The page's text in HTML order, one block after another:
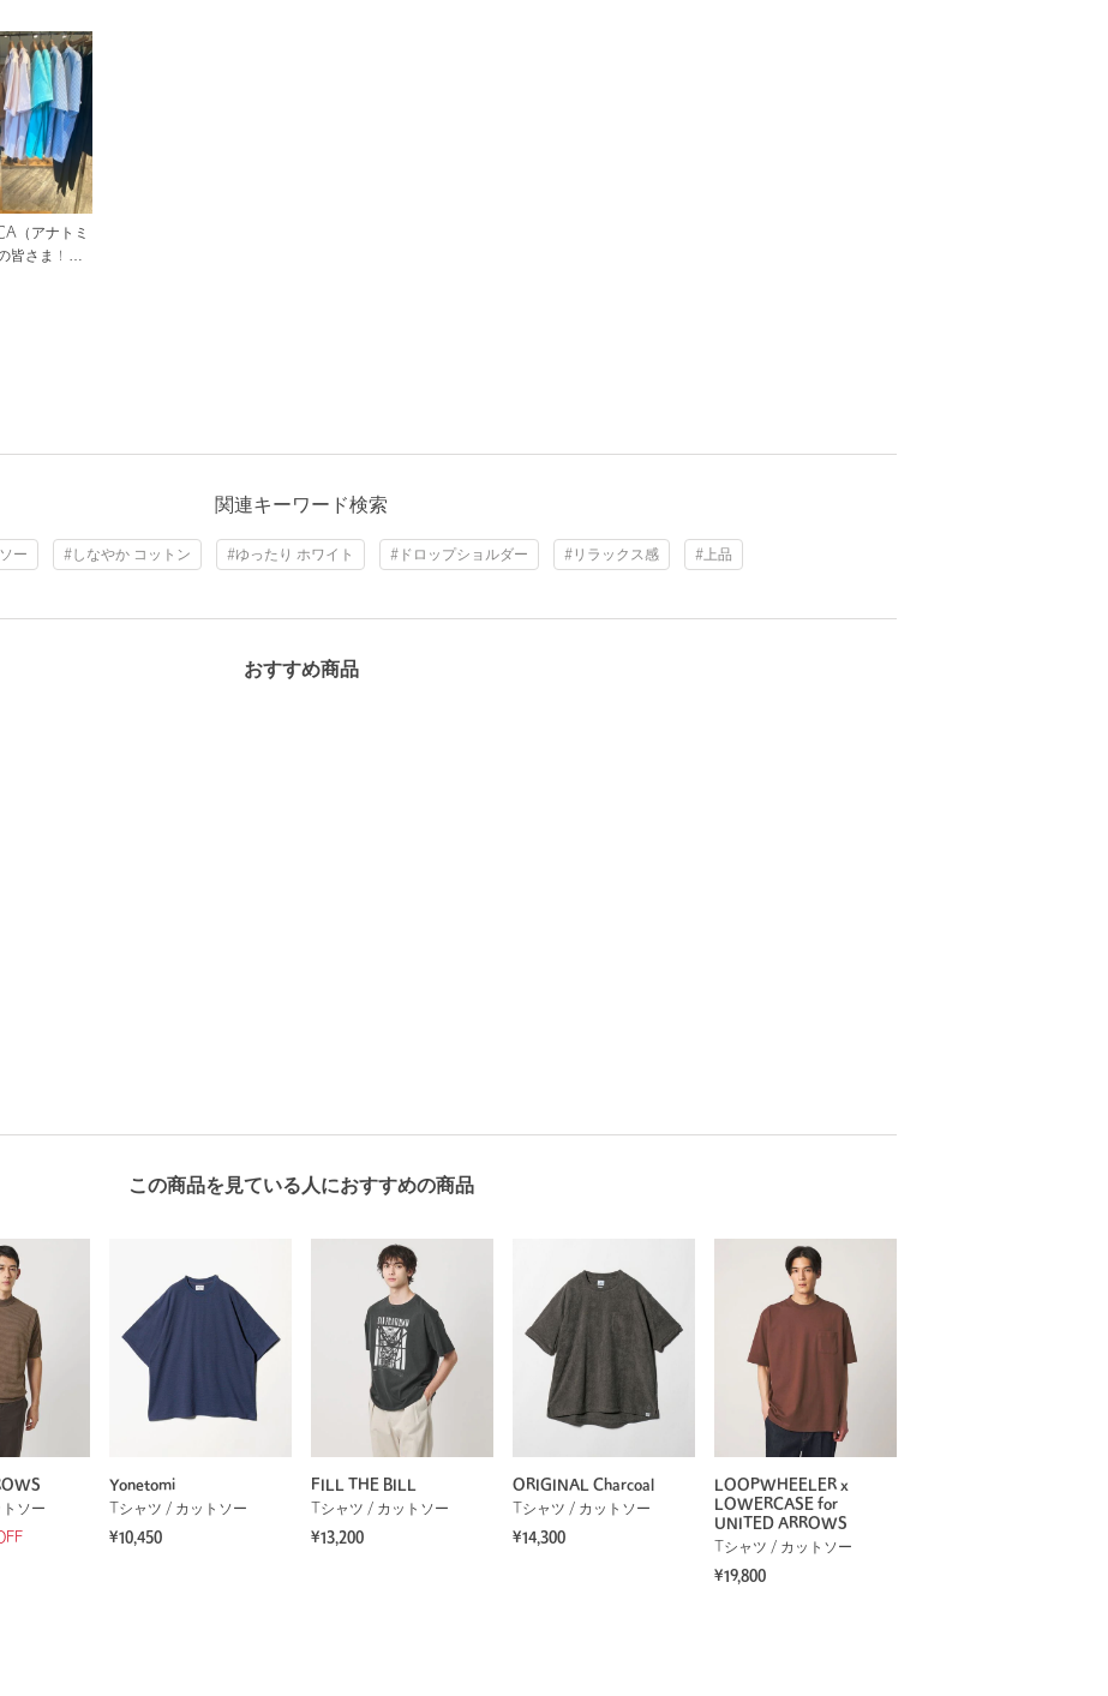
（アナトミ
さま！1枚
ケットTシ
関連キーワード検索
ー #しなやか コットン #ゆったり ホワイト #ドロップショルダー #リラックス感 #上品
おすすめ商品
この商品を見ている人におすすめの商品
ソー
Yonetomi
Tシャツ / カットソー
¥10,450
FILL THE BILL
Tシャツ / カットソー
¥13,200
ORIGINAL Charcoal
Tシャツ / カットソー
¥14,300
LOOPWHEELER x
LOWERCASE for
UNITED ARROWS
Tシャツ / カットソー
¥19,800